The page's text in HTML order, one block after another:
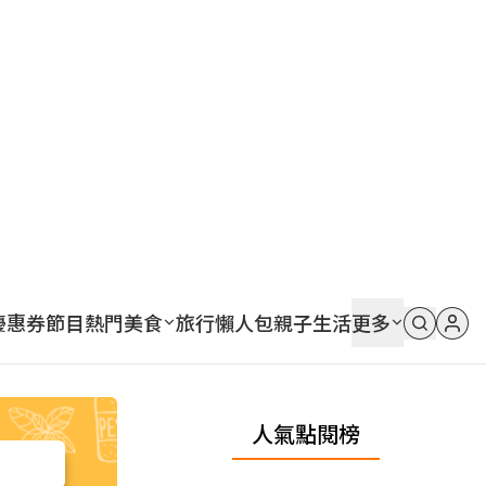
惠券節目熱門美食 旅行懶人包親子生活更多
人氣點閱榜